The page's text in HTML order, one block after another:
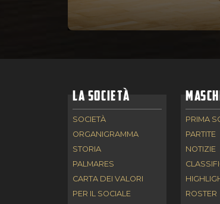
LA SOCIETÀ
SOCIETÀ
ORGANIGRAMMA
STORIA
PALMARES
CARTA DEI VALORI
PER IL SOCIALE
PRIMA
PARTITE
NOTIZIE
ROSTER